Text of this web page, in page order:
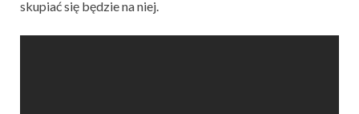
skupiać się będzie na niej.